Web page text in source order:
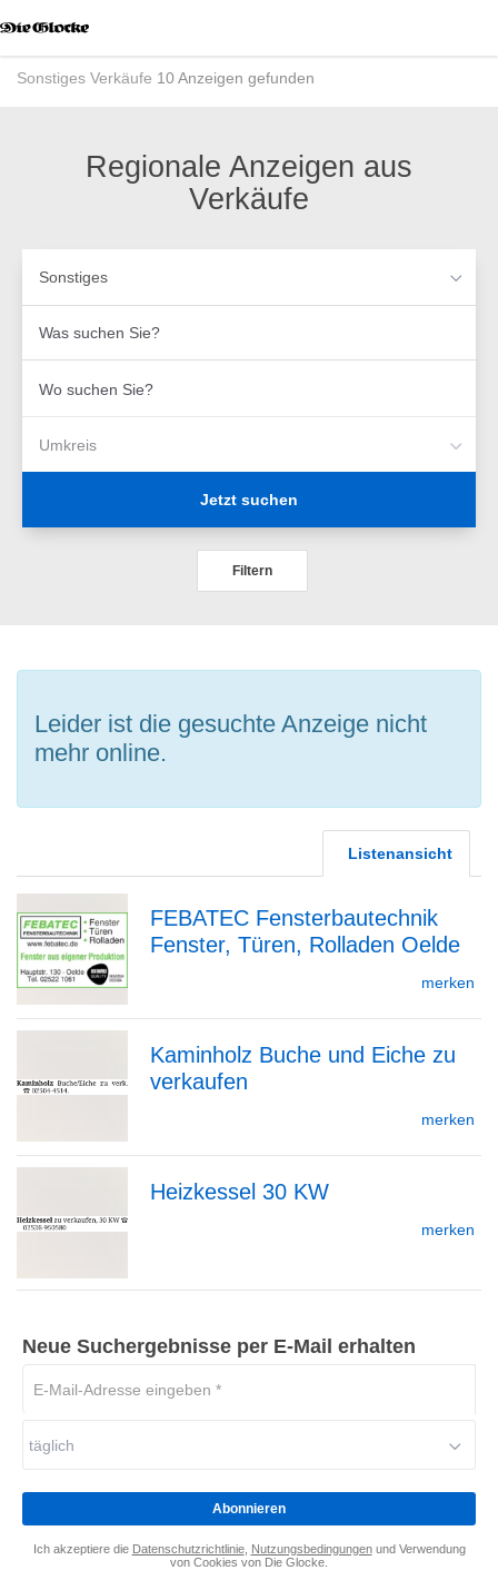
Modus
aktivieren
zurSonstiges Verkäufe 10 Anzeigen gefunden
Regionale Anzeigen aus
Verkäufe
Sonstiges
suchen
Sie?
suchen
Umkreis
Jetzt suchen
Filtern
Leider ist die gesuchte Anzeige nicht
mehr online.
Listenansicht
Detailseite
FEBATEC Fensterbautechnik
Fenster, Türen, Rolladen Oelde
merken
zur
Detailseite
Kaminholz Buche und Eiche zu
verkaufen
merken
zur
Heizkessel 30 KW
merken
Neue Suchergebnisse per E-Mail erhalten
Adresse
*
täglich
Abonnieren
Ich akzeptiere die Datenschutzrichtlinie, Nutzungsbedingungenund Verwendung
von Cookies von Die Glocke.